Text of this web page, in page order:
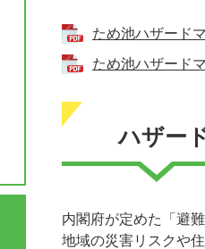
ため池ハザード
ため池ハザード
ハザー
内閣府が定めた「避
地域の災害リスクや